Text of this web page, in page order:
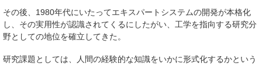
その後、1980年代にいたってエキスパートシステムの開発が本格化
し、その実用性が認識されてくるにしたがい、工学を指向する研究分
野としての地位を確立してきた。
研究課題としては、人間の経験的な知識をいかに形式化するかという